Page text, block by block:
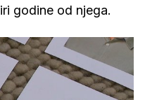
godine od njega.